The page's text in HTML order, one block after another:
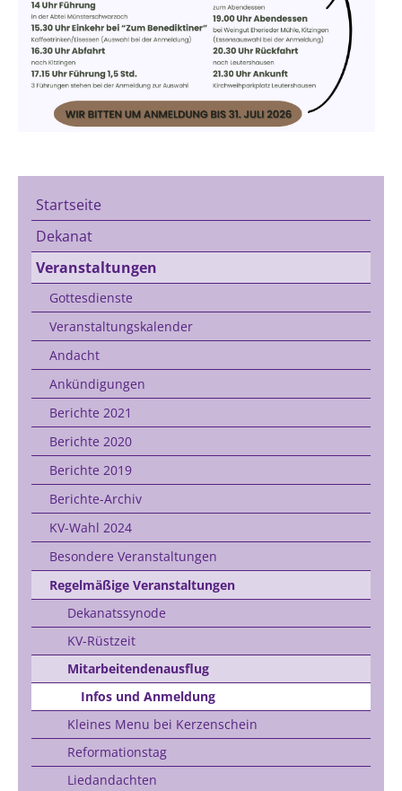
Startseite
Dekanat
Veranstaltungen
Gottesdienste
Veranstaltungskalender
Andacht
Ankündigungen
Berichte 2021
Berichte 2020
Berichte 2019
Berichte-Archiv
KV-Wahl 2024
Besondere Veranstaltungen
Regelmäßige Veranstaltungen
Dekanatssynode
KV-Rüstzeit
Mitarbeitendenausflug
Infos und Anmeldung
Kleines Menu bei Kerzenschein
Reformationstag
Liedandachten